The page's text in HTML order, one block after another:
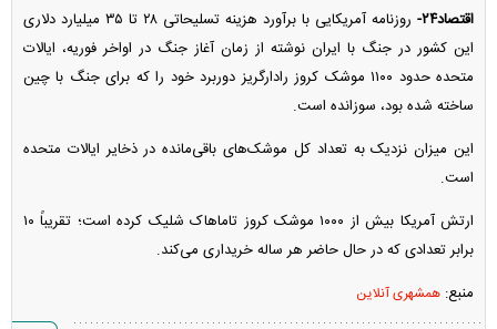
اقتصاد۲۴-
روزنامه آمریکایی با برآورد هزینه تسلیحاتی ۲۸ تا ۳۵ میلیارد دلاری
این کشور در جنگ با ایران نوشته از زمان آغاز جنگ در اواخر فوریه، ایالات
متحده حدود ۱۱۰۰ موشک کروز رادارگریز دوربرد خود را که برای جنگ با چین
ساخته شده بود، سوزانده است.
این میزان نزدیک به تعداد کل موشک‌های باقی‌مانده در ذخایر ایالات متحده
است.
ارتش آمریکا بیش از ۱۰۰۰ موشک کروز تاماهاک شلیک کرده است؛ تقریباً ۱۰
برابر تعدادی که در حال حاضر هر ساله خریداری می‌کند.
منبع: همشهری آنلاین